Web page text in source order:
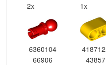
2x
6360104
66906
1x
43857